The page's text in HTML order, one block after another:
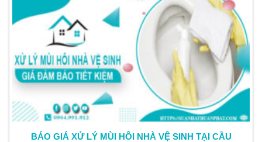
BÁO GIÁ XỬ LÝ MÙI HÔI NHÀ VỆ SINH TẠI CẦU